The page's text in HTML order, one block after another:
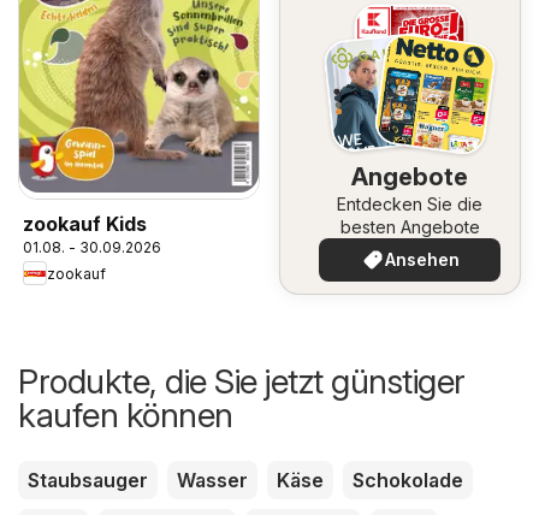
zookauf Kids
01.08. - 30.09.2026
zookauf
Angebote
Entdecken Sie die
besten Angebote
Ansehen
Produkte, die Sie jetzt günstiger
kaufen können
Staubsauger Wasser Käse
Schokolade